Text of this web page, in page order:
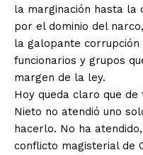
la marginación hasta la
por el dominio del
la galopante
funcionarios y grupos
margen de la ley.
Hoy queda claro que
Nieto no atendió uno
hacerlo. No ha
conflicto magisterial de